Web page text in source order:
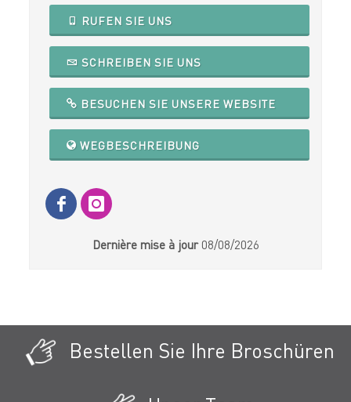
RUFEN SIE UNS
SCHREIBEN SIE UNS
BESUCHEN SIE UNSERE WEBSITE
WEGBESCHREIBUNG
Dernière mise à jour 08/08/2026
Bestellen Sie Ihre Broschüren